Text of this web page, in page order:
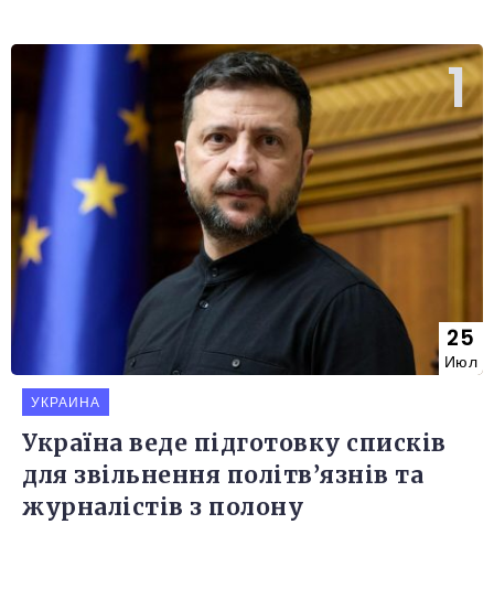
25
Июл
УКРАИНА
Україна веде підготовку списків
для звільнення політв’язнів та
журналістів з полону